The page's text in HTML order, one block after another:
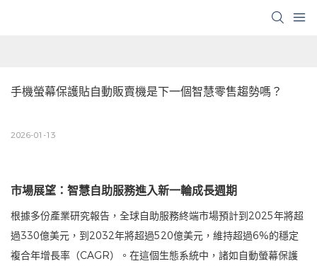
手機螢幕保護貼自動販賣機是下一個智慧零售趨勢嗎？
2026-01-13
市場展望：智慧自助服務進入新一輪成長週期
根據多份產業研究報告，全球自助服務終端市場預計到2025年將超
過330億美元，到2032年將超過520億美元，維持超過6%的穩定
複合年增長率（CAGR）。在這個生態系統中，諸如自動螢幕保護